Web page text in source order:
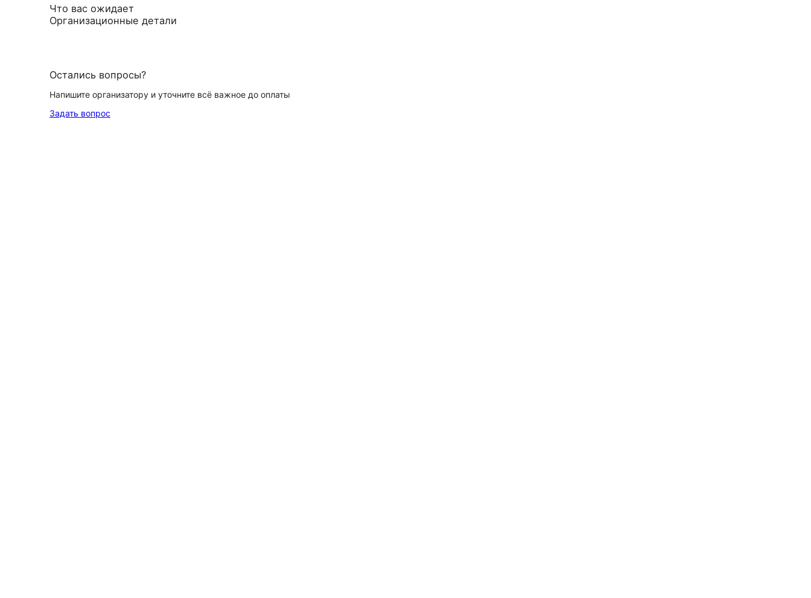
Что вас ожидает
Организационные детали
Остались вопросы?
Напишите организатору и уточните всё важное до оплаты
Задать вопрос